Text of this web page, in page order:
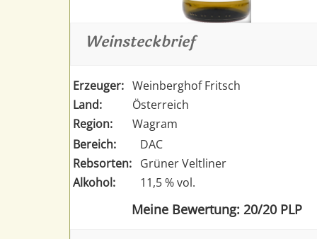
Weinsteckbrief
Erzeuger: Weinberghof Fritsch
Land:
Österreich
Region:
Wagram
Bereich:
DAC
Rebsorten: Grüner Veltliner
Alkohol:
11,5 % vol.
Meine Bewertung: 20/20 PLP